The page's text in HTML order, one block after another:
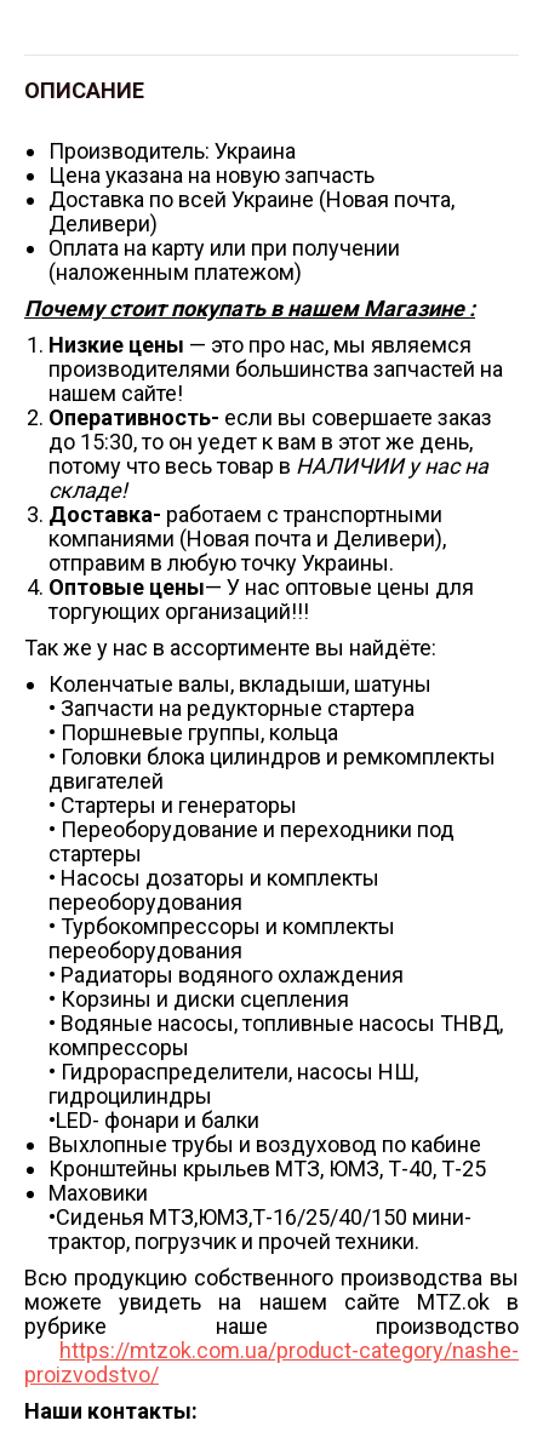
ОПИСАНИЕ
Производитель: Украина
Цена указана на новую запчасть
Доставка по всей Украине (Новая почта,
Деливери)
Оплата на карту или при получении
(наложенным платежом)
Почему стоит покупать в нашем Магазине :
Низкие цены — это про нас, мы являемся
производителями большинства запчастей на
нашем сайте!
Оперативность- если вы совершаете заказ
до 15:30, то он уедет к вам в этот же день,
потому что весь товар в НАЛИЧИИ у нас на
складе!
Доставка- работаем с транспортными
компаниями (Новая почта и Деливери),
отправим в любую точку Украины.
Оптовые цены— У нас оптовые цены для
торгующих организаций!!!
Так же у нас в ассортименте вы найдёте:
Коленчатые валы, вкладыши, шатуны
• Запчасти на редукторные стартера
• Поршневые группы, кольца
• Головки блока цилиндров и ремкомплекты
двигателей
• Стартеры и генераторы
• Переоборудование и переходники под
стартеры
• Насосы дозаторы и комплекты
переоборудования
• Турбокомпрессоры и комплекты
переоборудования
• Радиаторы водяного охлаждения
• Корзины и диски сцепления
• Водяные насосы, топливные насосы ТНВД,
компрессоры
• Гидрораспределители, насосы НШ,
гидроцилиндры
•LED- фонари и балки
Выхлопные трубы и воздуховод по кабине
Кронштейны крыльев МТЗ, ЮМЗ, Т-40, Т-25
Маховики
•Сиденья МТЗ,ЮМЗ,Т-16/25/40/150 мини-
трактор, погрузчик и прочей техники.
Всю продукцию собственного производства вы
можете увидеть на нашем сайте MTZ.ok в
рубрике наше производство
https://mtzok.com.ua/product-category/nashe-
proizvodstvo/
Наши контакты: